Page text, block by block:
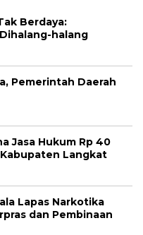
Berdaya:
halang
Pemerintah Daerah
Jasa Hukum Rp 40
Langkat
Lapas Narkotika
dan Pembinaan